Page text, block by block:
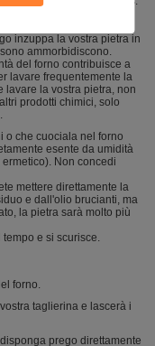
inzuppa la vostra pietra in
ammorbidiscono.
del forno contribuisce a
lavare frequentemente la
lavare la vostra pietra, non
prodotti chimici, solo
o che cuociala nel forno
esente da umidità
Non concedi
mettere direttamente la
e dall'olio brucianti, ma
la pietra sarà molto più
e si scurisce.
forno.
taglierina e lascerà i
prego direttamente